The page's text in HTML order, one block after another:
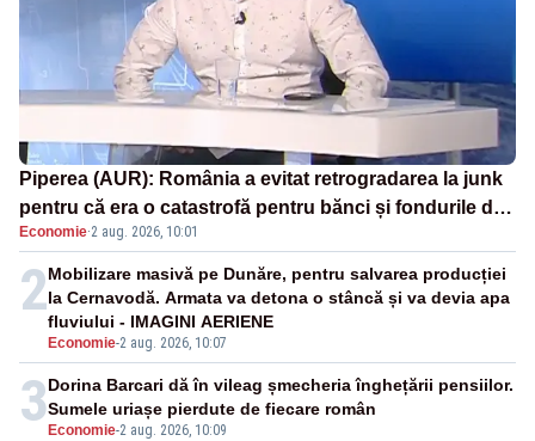
Piperea (AUR): România a evitat retrogradarea la junk
pentru că era o catastrofă pentru bănci și fondurile de
pensii
Economie·2 aug. 2026, 10:01
2
Economie-2 aug. 2026, 10:07
Mobilizare masivă pe Dunăre, pentru salvarea producției
la Cernavodă. Armata va detona o stâncă și va devia apa
fluviului - IMAGINI AERIENE
3 Economie-2 aug. 2026, 10:09
Dorina Barcari dă în vileag șmecheria înghețării pensiilor.
Sumele uriașe pierdute de fiecare român